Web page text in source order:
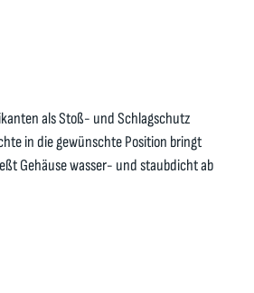
als Stoß- und Schlagschutz
in die gewünschte Position bringt
Gehäuse wasser- und staubdicht ab